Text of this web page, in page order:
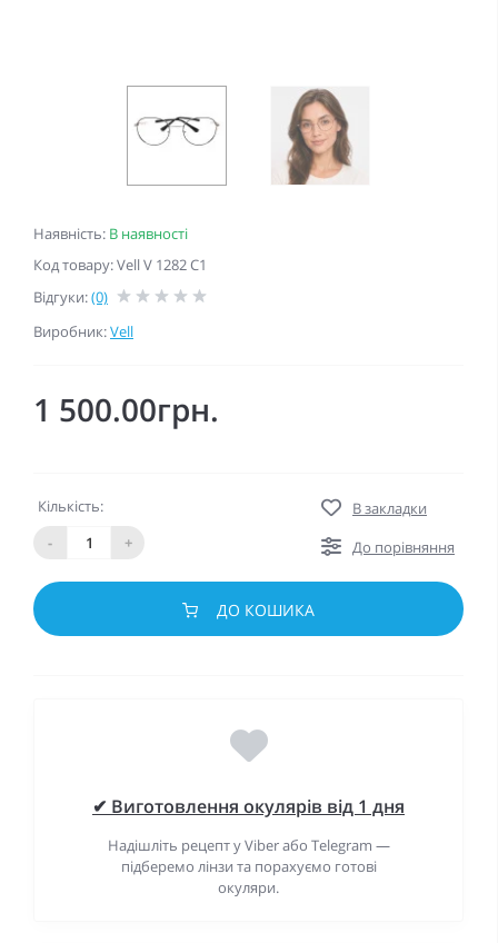
Наявність: В наявності
Код товару: Vell V 1282 C1
Відгуки:(0)
Виробник:Vell
1 500.00грн.
Кількість:
-
+
В закладки
До порівняння
ДО КОШИКА
✔ Виготовлення окулярів від 1 дня
Надішліть рецепт у Viber або Telegram —
підберемо лінзи та порахуємо готові
окуляри.